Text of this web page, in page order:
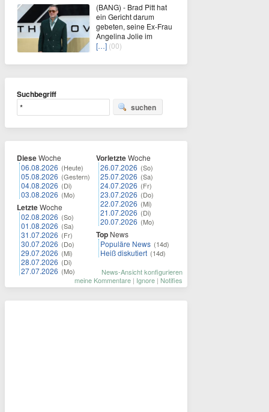
(BANG) - Brad Pitt hat
ein Gericht darum
gebeten, seine Ex-Frau
Angelina Jolie im
[…] (00)
Suchbegriff
suchen
DieseWoche
06.08.2026 (Heute)
05.08.2026 (Gestern)
04.08.2026 (Di)
03.08.2026 (Mo)
LetzteWoche
02.08.2026 (So)
01.08.2026 (Sa)
31.07.2026 (Fr)
30.07.2026 (Do)
29.07.2026 (Mi)
28.07.2026 (Di)
27.07.2026 (Mo)
VorletzteWoche
26.07.2026 (So)
25.07.2026 (Sa)
24.07.2026 (Fr)
23.07.2026 (Do)
22.07.2026 (Mi)
21.07.2026 (Di)
20.07.2026 (Mo)
Top News
Populäre News (14d)
Heiß diskutiert (14d)
News-Ansicht konfigurieren
meine Kommentare | Ignore | Notifies